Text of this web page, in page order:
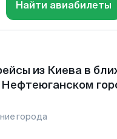
Найти авиабилеты
из Киева в
Нефтеюганском
города